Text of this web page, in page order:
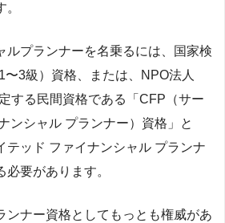
ルプランナーを名乗るには、国家検
3級）資格、または、NPO法人
する民間資格である「CFP（サー
ンシャル プランナー）資格」と
テッド ファイナンシャル プランナ
要があります。
ンナー資格としてもっとも権威があ